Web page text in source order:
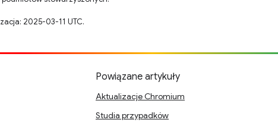
2025-03-11 UTC.
Powiązane artykuły
Aktualizacje Chromium
Studia przypadków